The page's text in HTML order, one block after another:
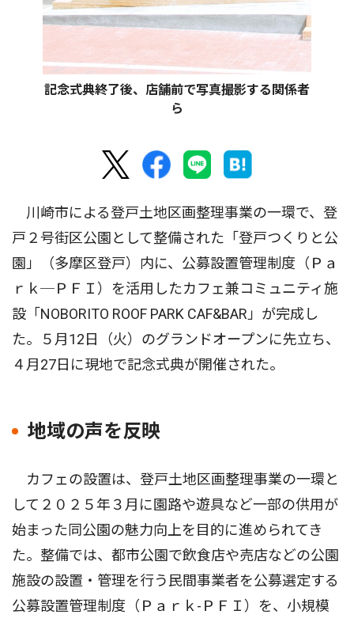
記念式典終了後、店舗前で写真撮影する関係者
ら
川崎市による登戸土地区画整理事業の一環で、登
戸２号街区公園として整備された「登戸つくりと公
園」（多摩区登戸）内に、公募設置管理制度（Ｐａ
ｒｋ─ＰＦＩ）を活用したカフェ兼コミュニティ施
設「NOBORITO ROOF PARK CAF&BAR」が完成し
た。５月12日（火）のグランドオープンに先立ち、
４月27日に現地で記念式典が開催された。
地域の声を反映
カフェの設置は、登戸土地区画整理事業の一環と
して２０２５年３月に園路や遊具など一部の供用が
始まった同公園の魅力向上を目的に進められてき
た。整備では、都市公園で飲食店や売店などの公園
施設の設置・管理を行う民間事業者を公募選定する
公募設置管理制度（Ｐａｒｋ-ＰＦＩ）を、小規模